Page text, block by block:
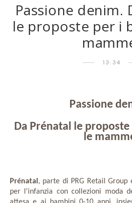
Passione denim.
le proposte per i
13:34
Passione
Da Prénatal le
le
Prénatal , parte di PRG Retail
per l'infanzia con collezioni moda